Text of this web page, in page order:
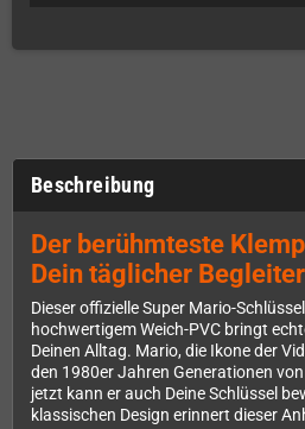
Beschreibung
Der berühmteste
Dein täglicher
Dieser offizielle Super Mario-
hochwertigem Weich-PVC bringt
Deinen Alltag. Mario, die Ikone der
den 1980er Jahren Generationen
jetzt kann er auch Deine Schlüssel
klassischen Design erinnert dieser